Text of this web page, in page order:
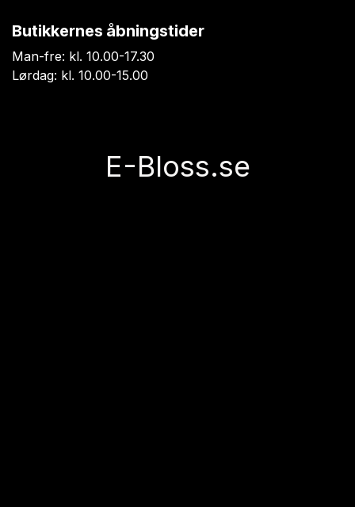
Butikkernes åbningstider
Man-fre: kl. 10.00-17.30
Lørdag: kl. 10.00-15.00
E-Bloss.se